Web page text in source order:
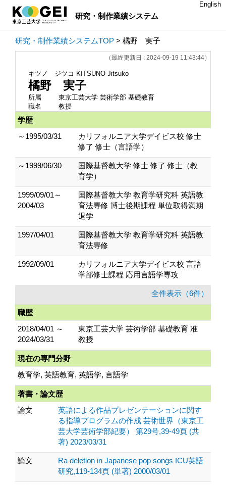
研究・制作業績システム
English
研究・制作業績システムTOP > 橘野 実子
（最終更新日 : 2024-09-19 11:43:44）
キツノ ジツコ KITSUNO Jitsuko
橘野 実子
所属
東京工芸大学 芸術学部 基礎教育
職名
教授
学歴
～1995/03/31
カリフォルニア大学デイビス校 修士
修了 修士（言語学）
～1999/06/30
国際基督教大学 修士 修了 修士（教
育学）
1999/09/01～
2004/03
国際基督教大学 教育学研究科 英語教
育法専修 博士後期課程 単位取得満期
退学
1997/04/01
国際基督教大学 教育学研究科 英語教
育法専修
1992/09/01
カリフォルニア大学デイビス校 言語
学部修士課程 応用言語学専攻
全件表示（6件）
職歴
2018/04/01 ～
2024/03/31
東京工芸大学 芸術学部 基礎教育 准
教授
現在の専門分野
教育学, 英語教育, 英語学, 言語学
著書・論文歴
論文
英語による作品プレゼンテーションに関す
る指導プログラムの作成 芸術世界（東京工
芸大学芸術学部紀要） 第29号,39-49頁 (共
著) 2023/03/31
論文
Ra deletion in Japanese pop songs ICU英語
研究,119-134頁 (単著) 2000/03/01